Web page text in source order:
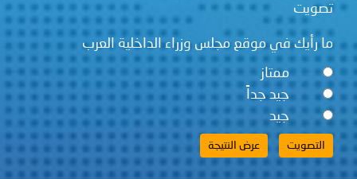
تصويت
ما رأيك في موقع مجلس وزراء الداخلية العرب
ممتاز
جيد جداً
جيد